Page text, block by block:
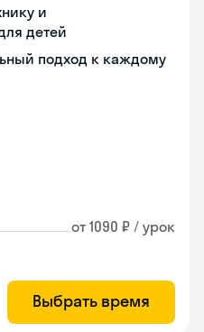
и
детей
подход к каждому
от 1090 ₽ / урок
Выбрать время